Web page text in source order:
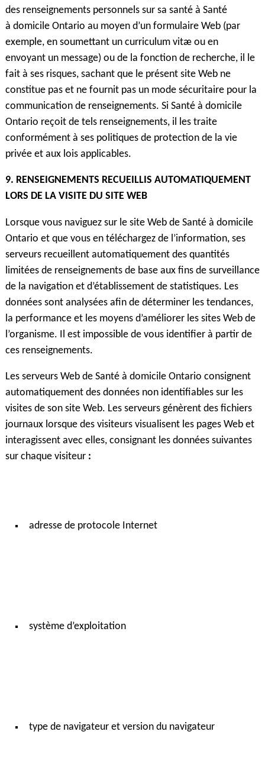
des renseignements personnels sur sa santé à Santé
à domicile Ontario au moyen d’un formulaire Web (par
exemple, en soumettant un curriculum vitæ ou en
envoyant un message) ou de la fonction de recherche, il le
fait à ses risques, sachant que le présent site Web ne
constitue pas et ne fournit pas un mode sécuritaire pour la
communication de renseignements. Si Santé à domicile
Ontario reçoit de tels renseignements, il les traite
conformément à ses politiques de protection de la vie
privée et aux lois applicables.
9. RENSEIGNEMENTS RECUEILLIS AUTOMATIQUEMENT
LORS DE LA VISITE DU SITE WEB
Lorsque vous naviguez sur le site Web de Santé à domicile
Ontario et que vous en téléchargez de l’information, ses
serveurs recueillent automatiquement des quantités
limitées de renseignements de base aux fins de surveillance
de la navigation et d’établissement de statistiques. Les
données sont analysées afin de déterminer les tendances,
la performance et les moyens d’améliorer les sites Web de
l’organisme. Il est impossible de vous identifier à partir de
ces renseignements.
Les serveurs Web de Santé à domicile Ontario consignent
automatiquement des données non identifiables sur les
visites de son site Web. Les serveurs génèrent des fichiers
journaux lorsque des visiteurs visualisent les pages Web et
interagissent avec elles, consignant les données suivantes
sur chaque visiteur :
adresse de protocole Internet
système d’exploitation
type de navigateur et version du navigateur